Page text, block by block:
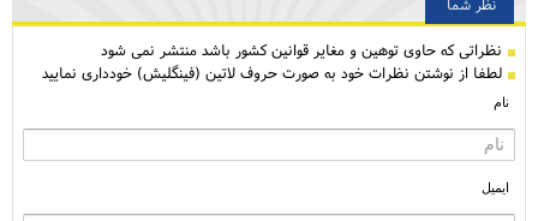
نظر شما
نظراتی كه حاوی توهین و مغایر قوانین کشور باشد منتشر نمی شود
لطفا از نوشتن نظرات خود به صورت حروف لاتین (فینگلیش) خودداری نمایید
نام
ایمیل